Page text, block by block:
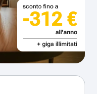
sconto fino a
-312 €
all'anno
+ giga illimitati